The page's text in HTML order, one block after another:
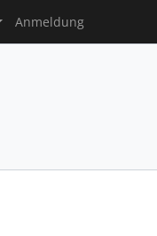
Anmeldung